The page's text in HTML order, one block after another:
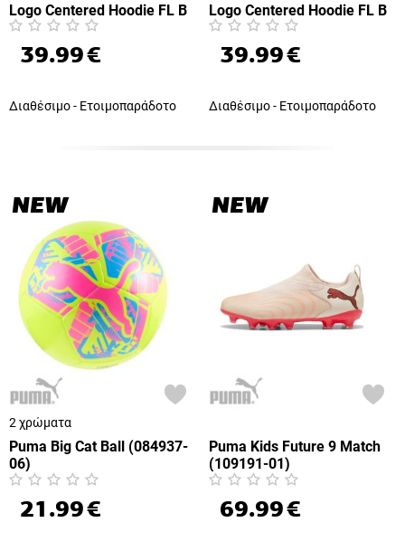
Logo Centered Hoodie FL B
(692976-86)
39.99€
Διαθέσιμο - Ετοιμοπαράδοτο
Logo Centered Hoodie FL B
(692976-23)
39.99€
Διαθέσιμο - Ετοιμοπαράδοτο
NEW
2 χρώματα
Puma Big Cat Ball (084937-
06)
21.99€
NEW
Puma Kids Future 9 Match
(109191-01)
69.99€